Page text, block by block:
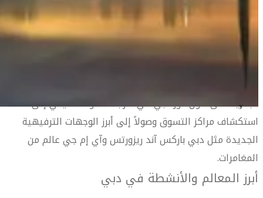
دليل السفر إلى
دليل السفر إلى
سياحية رائعة مثل برج خليفة ونافورة دبي الراقصة ودبي أوبرا
وقناة دبي المائية بالإضافة إلى الجزر الاصطناعية والأحياء
مثل حي الفهيدي والأسواق القديمة كسوق التوابل والأقمشة
وغير ذلك الكثير.
هناك الكثير من الخيارات بانتظارك عندما تزور دبي من الرحلات
البحرية على طول خور دبي في قارب الدهو التقليدي إلى
استكشاف مراكز التسوق وصولاً إلى أبرز الوجهات الترفيهية
الجديدة مثل دبي باركس آند ريزورتس وآي إم جي عالم من
المغامرات.
أبرز المعالم والأنشطة في دبي